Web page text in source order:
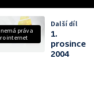
nemá práva
internet
Další díl
1.
prosince
2004